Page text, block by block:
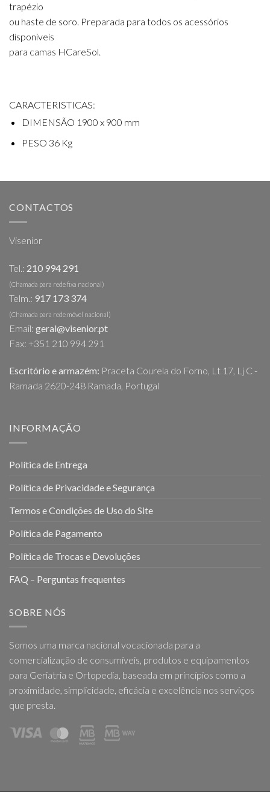
trapézio
ou haste de soro. Preparada para todos os acessórios
disponíveis
para camas HCareSol.
CARACTERISTICAS:
DIMENSÃO 1900 x 900 mm
PESO 36 Kg
CONTACTOS
Visenior
Tel.: 210 994 291
(Chamada para rede fixa nacional)
Telm.: 917 173 374
(Chamada para rede móvel nacional)
Email: geral@visenior.pt
Fax: +351 210 994 291
Escritório e armazém: Praceta Courela do Forno, Lt 17, Lj C -
Ramada 2620-248 Ramada, Portugal
INFORMAÇÃO
Política de Entrega
Política de Privacidade e Segurança
Termos e Condições de Uso do Site
Política de Pagamento
Política de Trocas e Devoluções
FAQ – Perguntas frequentes
SOBRE NÓS
Somos uma marca nacional vocacionada para a
comercialização de consumíveis, produtos e equipamentos
para Geriatria e Ortopedia, baseada em princípios como a
proximidade, simplicidade, eficácia e excelência nos serviços
que presta.